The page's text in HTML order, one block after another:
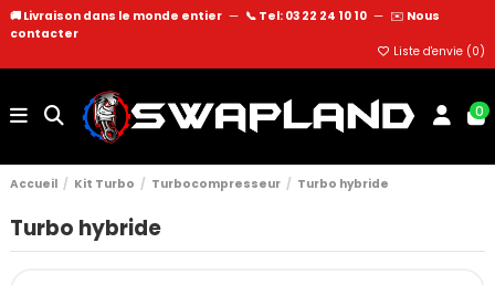
🚚 Livraison dans le monde entier — 📞 Tel: 03 22 24 10 10 — ✉️ Nous
contacter
Liste d'envie (0)
0
Accueil Kit Turbo Turbocompresseur Turbo hybride
Turbo hybride